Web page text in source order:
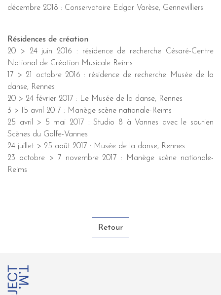
décembre 2018 : Conservatoire Edgar Varèse, Gennevilliers
Résidences de création
20 > 24 juin 2016 : résidence de recherche Césaré-Centre
National de Création Musicale Reims
17 > 21 octobre 2016 : résidence de recherche Musée de la
danse, Rennes
20 > 24 février 2017 : Le Musée de la danse, Rennes
3 > 15 avril 2017 : Manège scène nationale-Reims
25 avril > 5 mai 2017 : Studio 8 à Vannes avec le soutien
Scènes du Golfe-Vannes
24 juillet > 25 août 2017 : Musée de la danse, Rennes
23 octobre > 7 novembre 2017 : Manège scène nationale-
Reims
Retour